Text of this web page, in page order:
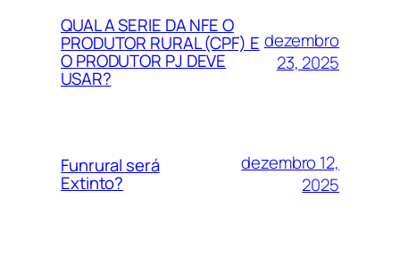
QUAL A SERIE DA NFE O
PRODUTOR RURAL (CPF) E
O PRODUTOR PJ DEVE
USAR?
dezembro
23, 2025
Funrural será
Extinto?
dezembro 12,
2025